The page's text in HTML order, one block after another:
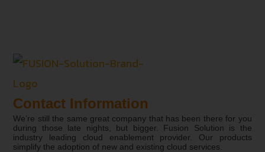
Contact Information
We’re still the same great company that has been there for you
during those late nights, but bigger. Fusion Solution is the
industry leading cloud enablement provider. Our products
simplify the adoption of new and existing cloud services.